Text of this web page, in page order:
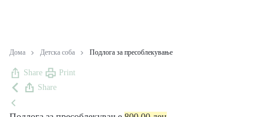
Дома Детска соба Подлога за пресоблекување
Share
Print
Share